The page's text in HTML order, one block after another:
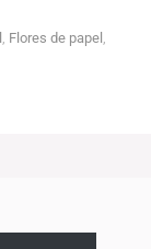
, Flores de papel ,